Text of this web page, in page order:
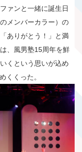
ァンと一緒に誕生日
メンバーカラー）の
ありがとう！」と満
、風男塾15周年を鮮
くという思いが込め
くくった。